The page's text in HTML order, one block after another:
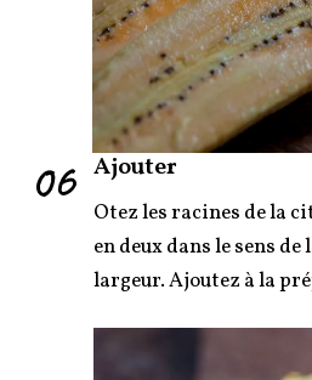
06 Ajouter
Otez les racines de la
en deux dans le sens
largeur. Ajoutez à la